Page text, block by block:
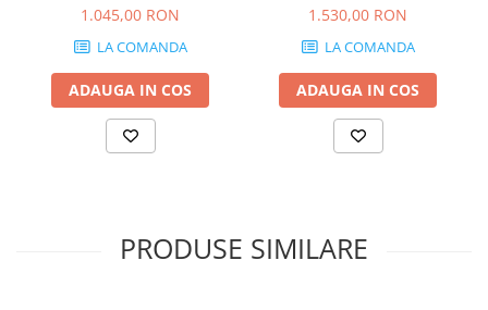
1.045,00 RON
LA COMANDA
ADAUGA IN COS
1.530,00 RON
LA COMANDA
ADAUGA IN COS
PRODUSE SIMILARE